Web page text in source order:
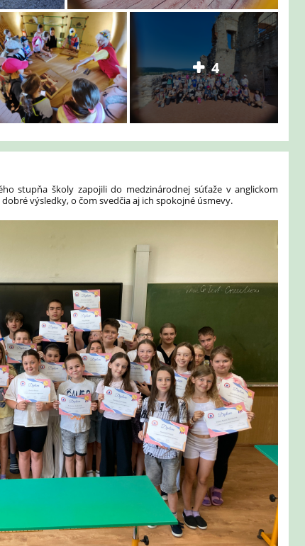
4
stupňa školy zapojili do medzinárodnej súťaže v anglickom
dobré výsledky, o čom svedčia aj ich spokojné úsmevy.